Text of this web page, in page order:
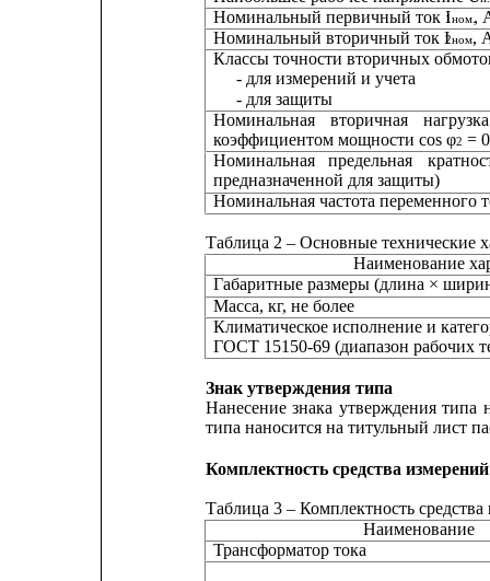
Номинальный первичный ток I1ном.,
Номинальный вторичный ток I2ном.,
Классы точности вторичных
- для измерений и учета
- для защиты
Номинальная
вторичная
коэффициентом мощности cos φ2 =
Номинальная
предельная
предназначенной для защиты)
Номинальная частота переменного
Таблица 2 – Основные технические
Наименование
Габаритные размеры (длина ×
Масса, кг, не более
Климатическое исполнение и
ГОСТ 15150-69 (диапазон рабочих
Знак утверждения типа
Нанесение знака утверждения типа
типа наносится на титульный лист
Комплектность средства измерений
Таблица 3 – Комплектность средства
Наименование
Трансформатор тока